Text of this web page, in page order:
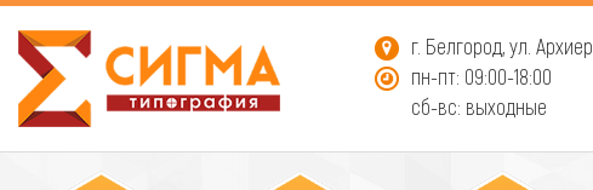
г. Белгород, ул.
пн-пт: 09:00-18:00
сб-вс: выходные